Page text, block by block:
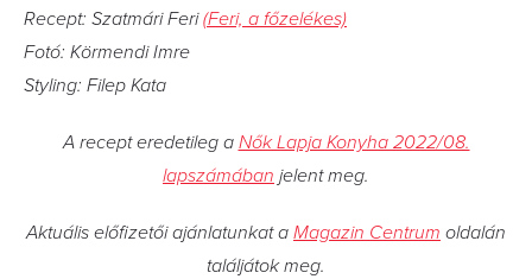
Recept: Szatmári Feri(Feri, a főzelékes)
Fotó: Körmendi Imre
Styling: Filep Kata
A recept eredetileg a Nők Lapja Konyha 2022/08.
lapszámában jelent meg.
Aktuális előfizetői ajánlatunkat a Magazin Centrum oldalán
találjátok meg.